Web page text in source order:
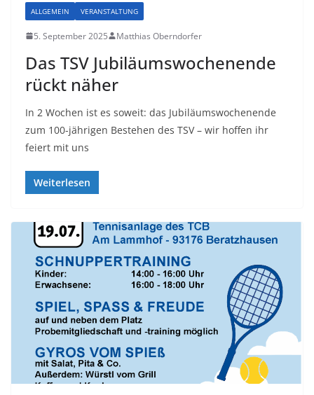
ALLGEMEIN VERANSTALTUNG
5. September 2025 Matthias Oberndorfer
Das TSV Jubiläumswochenende
rückt näher
In 2 Wochen ist es soweit: das Jubiläumswochenende
zum 100-jährigen Bestehen des TSV – wir hoffen ihr
feiert mit uns
Weiterlesen